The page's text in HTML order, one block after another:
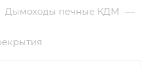
Дымоходы печные КДМ —